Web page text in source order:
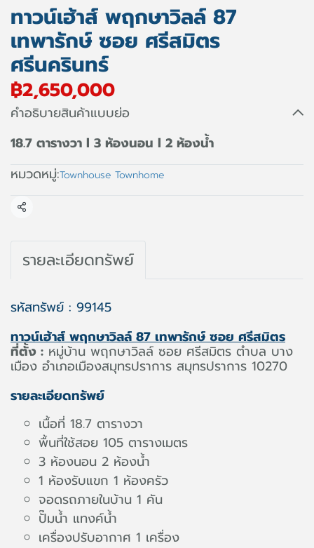
ทาวน์เฮ้าส์ พฤกษาวิลล์ 87
เทพารักษ์ ซอย ศรีสมิตร
ศรีนครินทร์
฿2,650,000
คำอธิบายสินค้าแบบย่อ
18.7 ตารางวา l 3 ห้องนอน l 2 ห้องน้ำ
หมวดหมู่:Townhouse Townhome
แชร์
รายละเอียดทรัพย์
รหัสทรัพย์ : 99145
ทาวน์เฮ้าส์ พฤกษาวิลล์ 87 เทพารักษ์ ซอย ศรีสมิตร
ที่ตั้ง : หมู่บ้าน พฤกษาวิลล์ ซอย ศรีสมิตร ตำบล บาง
เมือง อำเภอเมืองสมุทรปราการ สมุทรปราการ 10270
รายละเอียดทรัพย์
เนื้อที่ 18.7 ตารางวา
พื้นที่ใช้สอย 105 ตารางเมตร
3 ห้องนอน 2 ห้องน้ำ
1 ห้องรับแขก 1 ห้องครัว
จอดรถภายในบ้าน 1 คัน
ปั๊มน้ำ แทงค์น้ำ
เครื่องปรับอากาศ 1 เครื่อง